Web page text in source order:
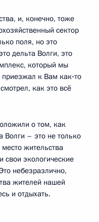
и, конечно, тоже
сектор
поля, но это
дельта Волги, это
который мы
к Вам как‑то
как это всё
о том, как
Волги – это не только
жительства
свои экологические
небезразлично,
жителей нашей
и отдыхать.